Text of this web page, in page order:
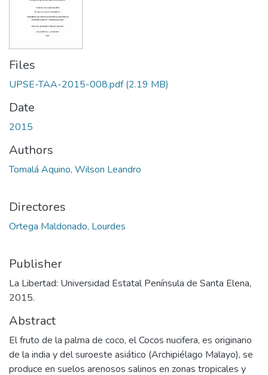
Files
UPSE-TAA-2015-008.pdf(2.19 MB)
Date
2015
Authors
Tomalá Aquino, Wilson Leandro
Directores
Ortega Maldonado, Lourdes
Publisher
La Libertad: Universidad Estatal Península de Santa Elena,
2015.
Abstract
El fruto de la palma de coco, el Cocos nucifera, es originario
de la india y del suroeste asiático (Archipiélago Malayo), se
produce en suelos arenosos salinos en zonas tropicales y